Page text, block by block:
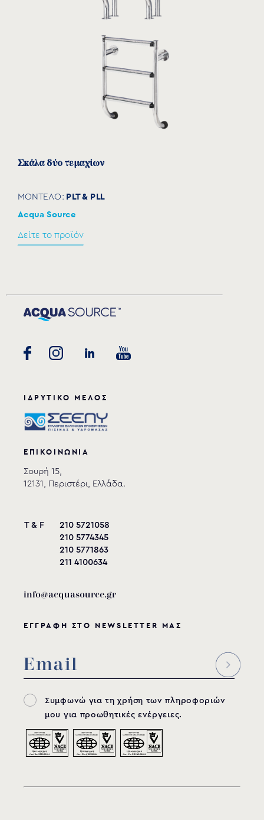
Σκάλα δύο τεμαχίων
ΜΟΝΤΕΛΟ: PLT & PLL
Acqua Source
Δείτε το προϊόν
ΙΔΡΥΤΙΚΟ ΜΕΛΟΣ
ΕΠΙΚΟΙΝΩΝΙΑ
Σουρή 15,
12131, Περιστέρι, Ελλάδα.
T & F
210 5721058
210 5774345
210 5771863
211 4100634
info@acquasource.gr
ΕΓΓΡΑΦΗ ΣΤΟ NEWSLETTER ΜΑΣ
Συμφωνώ για τη χρήση των πληροφοριών
μου για προωθητικές ενέργειες.